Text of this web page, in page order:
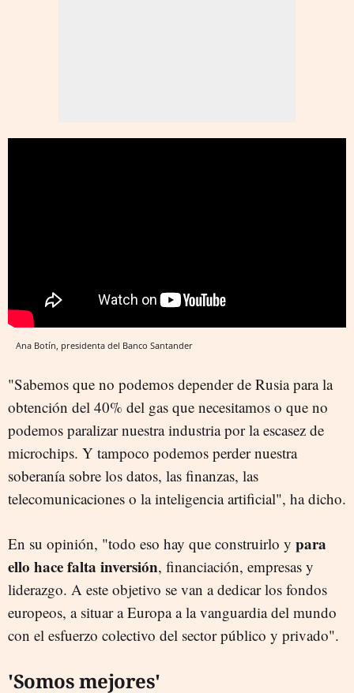
Ana Botín, presidenta del Banco Santander
"Sabemos que no podemos depender de Rusia para la
obtención del 40% del gas que necesitamos o que no
podemos paralizar nuestra industria por la escasez de
microchips. Y tampoco podemos perder nuestra
soberanía sobre los datos, las finanzas, las
telecomunicaciones o la inteligencia artificial", ha dicho.
En su opinión, "todo eso hay que construirlo y para
ello hace falta inversión, financiación, empresas y
liderazgo. A este objetivo se van a dedicar los fondos
europeos, a situar a Europa a la vanguardia del mundo
con el esfuerzo colectivo del sector público y privado".
'Somos mejores'